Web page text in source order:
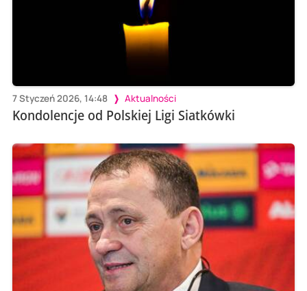
7 Styczeń 2026, 14:48 Aktualności
Kondolencje od Polskiej Ligi Siatkówki